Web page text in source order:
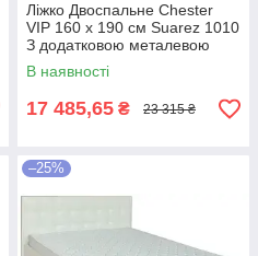
Ліжко Двоспальне Chester
VIP 160 х 190 см Suarez 1010
З додатковою металевою
цільнозварною рамою
Коричневий
В наявності
17 485,65 ₴ 23 315 ₴
–25%